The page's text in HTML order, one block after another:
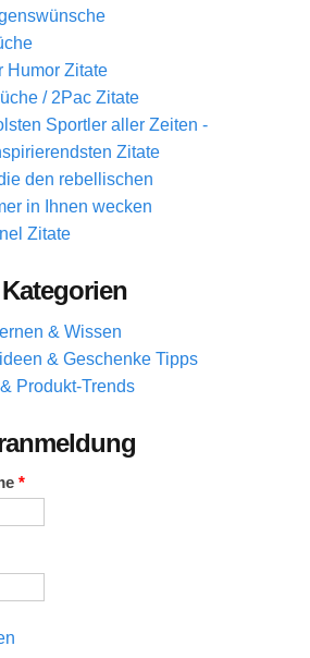
Humor Zitate
/ 2Pac Zitate
Sportler aller Zeiten -
Zitate
den rebellischen
in Ihnen wecken
Zitate
& Wissen
& Geschenke Tipps
Produkt-Trends
*